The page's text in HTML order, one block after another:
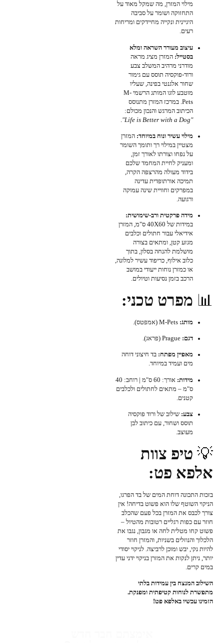
מילוי המזרן, מה שמקל מאוד על
התחזוקה ושומר על סביבה
היגיינית ונקייה מחיידקים ומריחות
רעים.
עיצוב מעורר השראה ומלא
בסטייל: המזרן מציג מראה
מודרני מרהיב המשלב צבע
ורוד-פוקסיה תוסס עם גימור
שחור אלגנטי בפינה, שעליו
מוטבע לוגו המותג הרשמי M-
Pets. במרכז המזרן מתנוסס
הכיתוב המרגש והנכון מכולם:
"Life is Better with a Dog"
מילוי עשיר ונוח במיוחד: המזרן
מצטיין במילוי רך ותומך השומר
על נפחו וצורתו לאורך זמן,
ומעניק לחיית המחמד שלכם
בידוד מעולה מהרצפה הקרה,
תמיכה אורתופדית עדינה
במפרקים וחוויית שינה עמוקה
ורגועה.
מידה פרקטית ורב-שימושית:
במידות של 40X60 ס"מ, המזרן
אידיאלי עבור חתולים וכלבים
מגזע קטן, ומתאים בצורה
מושלמת להנחה בסלון, בתוך
כלוב אילוף, כריפוד עשיר למלונה,
או כמזרן נוחות ייעודי במושב
הרכב בזמן נסיעות וטיולים.
📊 מפרט טכני:
מותג: M-Pets (אמפטס).
דגם: Prague (פראג).
מאפיין מפתח: בד חיצוני דוחה
מים ועמיד במיוחד.
מידות:
אורך: 60 ס"מ | רוחב: 40
ס"מ – מתאים לחתולים ולכלבים
קטנים.
צבע: שילוב של ורוד פוקסיה
תוסס ושחור, עם כיתוב לבן
מעוצב.
💡 טיפ צוות
אלפא פט:
בזכות התכונה דוחת המים של בד הפרגו,
הניקוי השוטף שלו הוא פשוט בדיחה! אין
צורך לכבס את המזרן בכל פעם שהכלב
חוזר עם כפות רגליים רטובות מהטיול –
פשוט קחו מטלית לחה או מגבון, נגבו את
הלכלוך והנוזלים בשניות, והמזרן חוזר
להיות נקי, יבש ומוכן לרביצה. לניקוי יסודי
יותר, ניתן לנקות את המזרן בניקוי ידני עדין
במים קרים.
השילוב המנצח בין עמידות בלתי
מתפשרת לנוחות קטיפתית ומפנקת.
הזמינו עכשיו באלפא פט!